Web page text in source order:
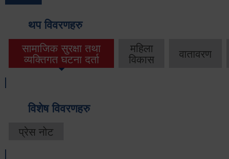
थप विवरणहरु
सामाजिक सुरक्षा तथा
व्यक्तिगत घटना दर्ता
महिला
विकास
वातावरण
विशेष विवरणहरु
प्रेस नोट